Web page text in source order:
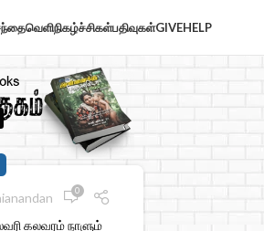
நிகழ்ச்சிகள்பதிவுகள்GIVEHELP
0
கலவரம் நாளும்